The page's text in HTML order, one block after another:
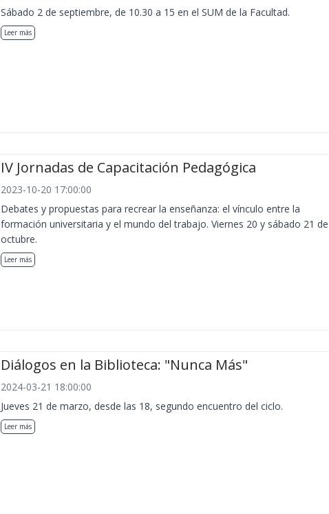
Sábado 2 de septiembre, de 10.30 a 15 en el SUM de la Facultad.
Leer más
IV Jornadas de Capacitación Pedagógica
2023-10-20 17:00:00
Debates y propuestas para recrear la enseñanza: el vínculo entre la
formación universitaria y el mundo del trabajo. Viernes 20 y sábado 21 de
octubre.
Leer más
Diálogos en la Biblioteca: "Nunca Más"
2024-03-21 18:00:00
Jueves 21 de marzo, desde las 18, segundo encuentro del ciclo.
Leer más